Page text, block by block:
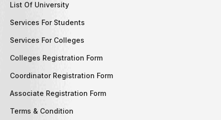
List Of University
Services For Students
Services For Colleges
Colleges Registration Form
Coordinator Registration Form
Associate Registration Form
Terms & Condition